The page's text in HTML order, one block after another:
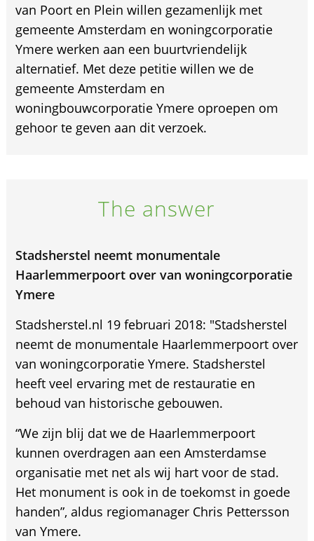
van Poort en Plein willen gezamenlijk met
gemeente Amsterdam en woningcorporatie
Ymere werken aan een buurtvriendelijk
alternatief. Met deze petitie willen we de
gemeente Amsterdam en
woningbouwcorporatie Ymere oproepen om
gehoor te geven aan dit verzoek.
The answer
Stadsherstel neemt monumentale
Haarlemmerpoort over van woningcorporatie
Ymere
Stadsherstel.nl 19 februari 2018: "Stadsherstel
neemt de monumentale Haarlemmerpoort over
van woningcorporatie Ymere. Stadsherstel
heeft veel ervaring met de restauratie en
behoud van historische gebouwen.
“We zijn blij dat we de Haarlemmerpoort
kunnen overdragen aan een Amsterdamse
organisatie met net als wij hart voor de stad.
Het monument is ook in de toekomst in goede
handen”, aldus regiomanager Chris Pettersson
van Ymere.